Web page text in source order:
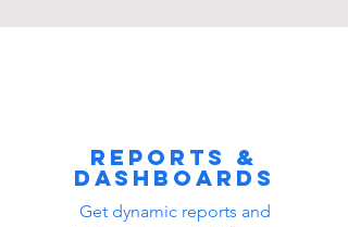
Reports &
dashboards
Get dynamic reports and